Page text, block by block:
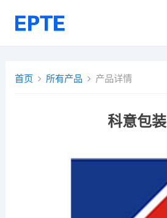
首页 所有产品 产品详情
科意包装